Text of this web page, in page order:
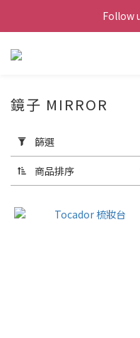
Follow
用
篩
選
(0/20)
價格
鏡子 MIRROR
篩選
商品排序